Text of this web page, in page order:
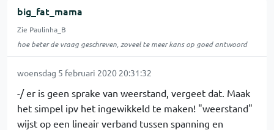
big_fat_mama
Zie Paulinha_B
hoe beter de vraag geschreven, zoveel te meer kans op goed antwoord
woensdag 5 februari 2020 20:31:32
-/ er is geen sprake van weerstand, vergeet dat. Maak
het simpel ipv het ingewikkeld te maken! "weerstand"
wijst op een lineair verband tussen spanning en